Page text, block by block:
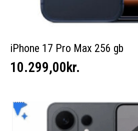
iPhone 17 Pro Max 256 gb
10.299,00kr.